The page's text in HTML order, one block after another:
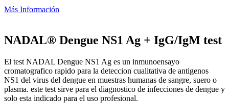
Más Información
NADAL® Dengue NS1 Ag + IgG/IgM test
El test NADAL Dengue NS1 Ag es un inmunoensayo
cromatografico rapido para la deteccion cualitativa de antigenos
NS1 del virus del dengue en muestras humanas de sangre, suero o
plasma. este test sirve para el diagnostico de infecciones de dengue y
solo esta indicado para el uso profesional.